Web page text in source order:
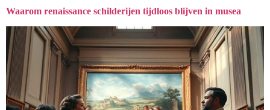
Waarom renaissance schilderijen tijdloos blijven in musea